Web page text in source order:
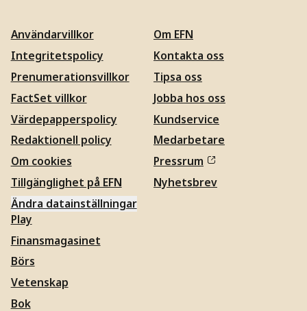
Användarvillkor
Integritetspolicy
Prenumerationsvillkor
FactSet villkor
Värdepapperspolicy
Redaktionell policy
Om cookies
Tillgänglighet på EFN
Ändra datainställningar
Om EFN
Kontakta oss
Tipsa oss
Jobba hos oss
Kundservice
Medarbetare
Pressrum
Nyhetsbrev
Play
Finansmagasinet
Börs
Vetenskap
Bok